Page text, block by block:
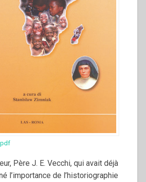
Père J. E. Vecchi, qui avait déjà
l’importance de l’historiographie